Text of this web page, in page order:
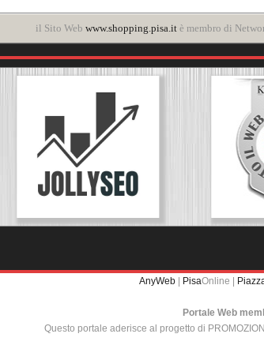
il Sito Web www.shopping.pisa.itè membro di
AnyWeb | PisaOnline |
Portale Web
Questo portale aderisce al progetto di